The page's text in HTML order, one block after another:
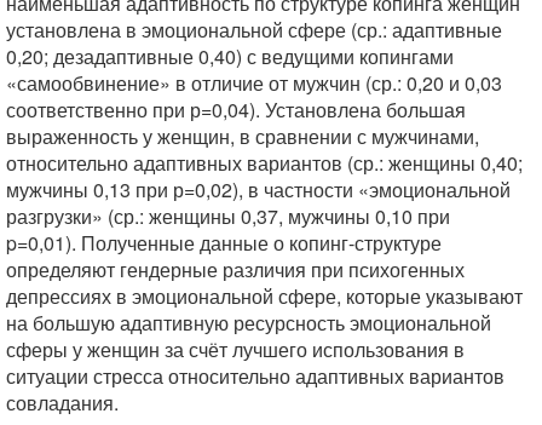
установлена в эмоциональной сфере (ср.: адаптивные
0,20; дезадаптивные 0,40) с ведущими копингами
«самообвинение» в отличие от мужчин (ср.: 0,20 и 0,03
соответственно при р=0,04). Установлена большая
выраженность у женщин, в сравнении с мужчинами,
относительно адаптивных вариантов (ср.: женщины 0,40;
мужчины 0,13 при р=0,02), в частности «эмоциональной
разгрузки» (ср.: женщины 0,37, мужчины 0,10 при
p=0,01). Полученные данные о копинг-структуре
определяют гендерные различия при психогенных
депрессиях в эмоциональной сфере, которые указывают
на большую адаптивную ресурсность эмоциональной
сферы у женщин за счёт лучшего использования в
ситуации стресса относительно адаптивных вариантов
совладания.